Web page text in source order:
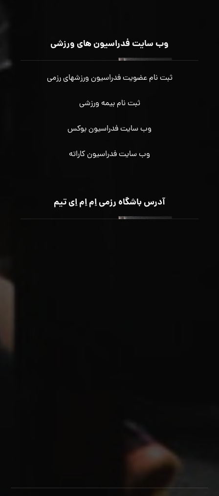
وب سایت فدراسیون های ورزشی
ثبت نام عضویت فدراسیون ورزشهای رزمی
ثبت نام بیمه ورزشی
وب سایت فدراسیون بوکس
وب سایت فدراسیون کاراته
آدرس باشگاه رزمی اِم اِم اِی تیم